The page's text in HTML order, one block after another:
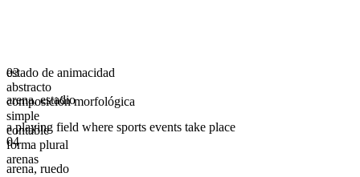
estado de animacidad
abstracto
composición morfológica
simple
contable
forma plural
arenas
03
arena,estadio
a playing field where sports events take place
04
arena, ruedo